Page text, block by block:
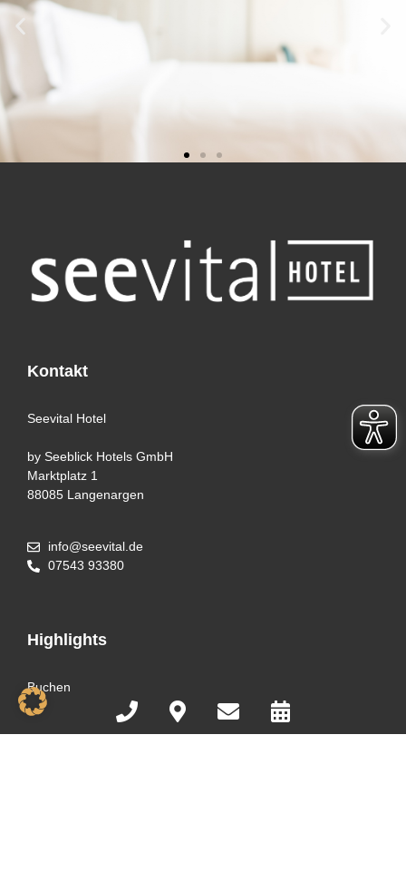
SICHERN SIE SICH UNSERE
BESTPREISGARANTIE
Kontakt
Seevital Hotel
by Seeblick Hotels GmbH
Marktplatz 1
88085 Langenargen
info@seevital.de
07543 93380
Highlights
Buchen
Angebote